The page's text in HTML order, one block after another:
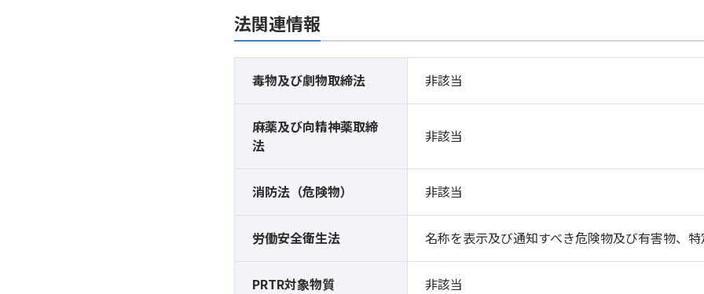
法関連情報
毒物及び劇物取締法 非該当
麻薬及び向精神薬取締
法
非該当
消防法（危険物） 非該当
労働安全衛生法 名称を表示及び通知すべき危険物及び有害物、
PRTR対象物質 非該当